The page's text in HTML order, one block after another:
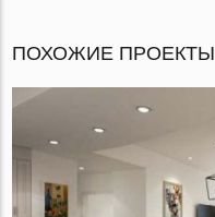
ПОХОЖИЕ ПРОЕКТЫ